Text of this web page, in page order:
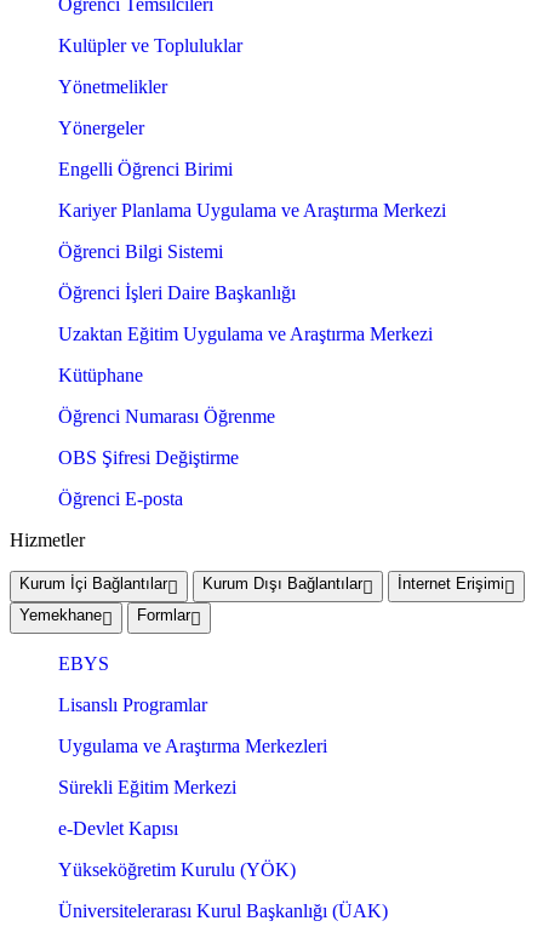
Öğrenci Temsilcileri
Kulüpler ve Topluluklar
Yönetmelikler
Yönergeler
Engelli Öğrenci Birimi
Kariyer Planlama Uygulama ve Araştırma Merkezi
Öğrenci Bilgi Sistemi
Öğrenci İşleri Daire Başkanlığı
Uzaktan Eğitim Uygulama ve Araştırma Merkezi
Kütüphane
Öğrenci Numarası Öğrenme
OBS Şifresi Değiştirme
Öğrenci E-posta
Hizmetler
Kurum İçi Bağlantılar Kurum Dışı Bağlantılar
İnternet Erişimi
Yemekhane
Formlar
EBYS
Lisanslı Programlar
Uygulama ve Araştırma Merkezleri
Sürekli Eğitim Merkezi
e-Devlet Kapısı
Yükseköğretim Kurulu (YÖK)
Üniversitelerarası Kurul Başkanlığı (ÜAK)